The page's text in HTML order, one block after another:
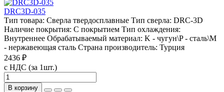
DRC3D-035
Тип товара: Сверла твердосплавные Тип сверла: DRC-3D
Наличие покрытия: С покрытием Тип охлаждения:
Внутреннее Обрабатываемый материал: K - чугун\P - сталь\М
- нержавеющая сталь Страна производитель: Турция
2436 ₽
с НДС (за 1шт.)
В корзину